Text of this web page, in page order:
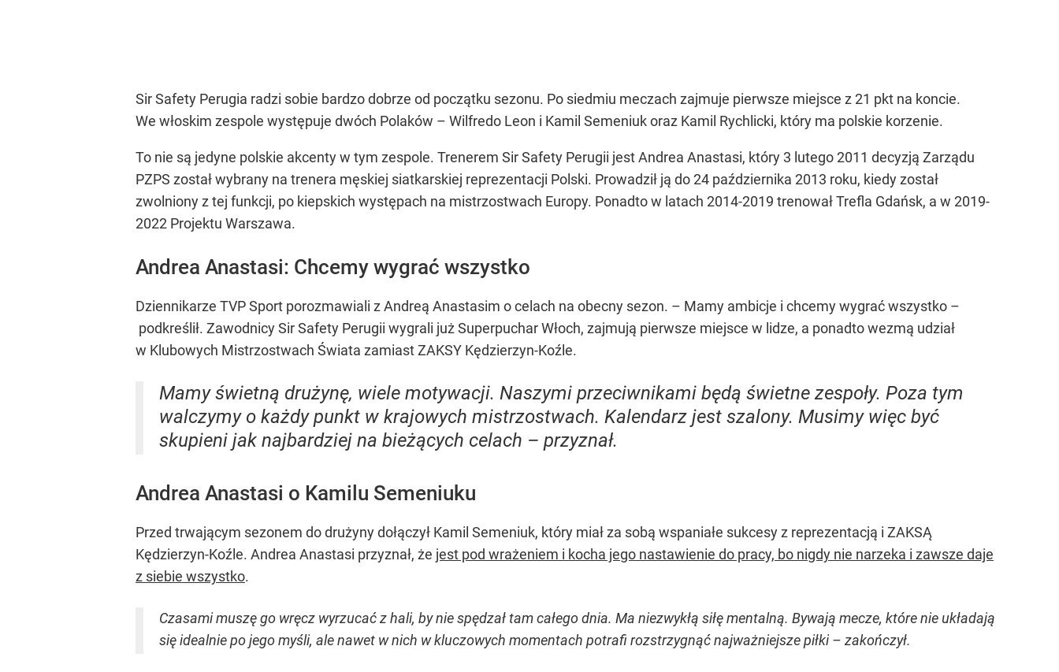
Sir Safety Perugia radzi sobie bardzo dobrze od początku sezonu. Po siedmiu meczach zajmuje pierwsze miejsce z 21 pkt na koncie.
We włoskim zespole występuje dwóch Polaków – Wilfredo Leon i Kamil Semeniuk oraz Kamil Rychlicki, który ma polskie korzenie.
To nie są jedyne polskie akcenty w tym zespole. Trenerem Sir Safety Perugii jest Andrea Anastasi, który 3 lutego 2011 decyzją Zarządu
PZPS został wybrany na trenera męskiej siatkarskiej reprezentacji Polski. Prowadził ją do 24 października 2013 roku, kiedy został
zwolniony z tej funkcji, po kiepskich występach na mistrzostwach Europy. Ponadto w latach 2014-2019 trenował Trefla Gdańsk, a w 2019-
2022 Projektu Warszawa.
Andrea Anastasi: Chcemy wygrać wszystko
Dziennikarze TVP Sport porozmawiali z Andreą Anastasim o celach na obecny sezon. – Mamy ambicje i chcemy wygrać wszystko –
podkreślił. Zawodnicy Sir Safety Perugii wygrali już Superpuchar Włoch, zajmują pierwsze miejsce w lidze, a ponadto wezmą udział
w Klubowych Mistrzostwach Świata zamiast ZAKSY Kędzierzyn-Koźle.
Mamy świetną drużynę, wiele motywacji. Naszymi przeciwnikami będą świetne zespoły. Poza tym
walczymy o każdy punkt w krajowych mistrzostwach. Kalendarz jest szalony. Musimy więc być
skupieni jak najbardziej na bieżących celach – przyznał.
Andrea Anastasi o Kamilu Semeniuku
Przed trwającym sezonem do drużyny dołączył Kamil Semeniuk, który miał za sobą wspaniałe sukcesy z reprezentacją i ZAKSĄ
Kędzierzyn-Koźle. Andrea Anastasi przyznał, że jest pod wrażeniem i kocha jego nastawienie do pracy, bo nigdy nie narzeka i zawsze daje
z siebie wszystko.
Czasami muszę go wręcz wyrzucać z hali, by nie spędzał tam całego dnia. Ma niezwykłą siłę mentalną. Bywają mecze, które nie układają
się idealnie po jego myśli, ale nawet w nich w kluczowych momentach potrafi rozstrzygnąć najważniejsze piłki – zakończył.